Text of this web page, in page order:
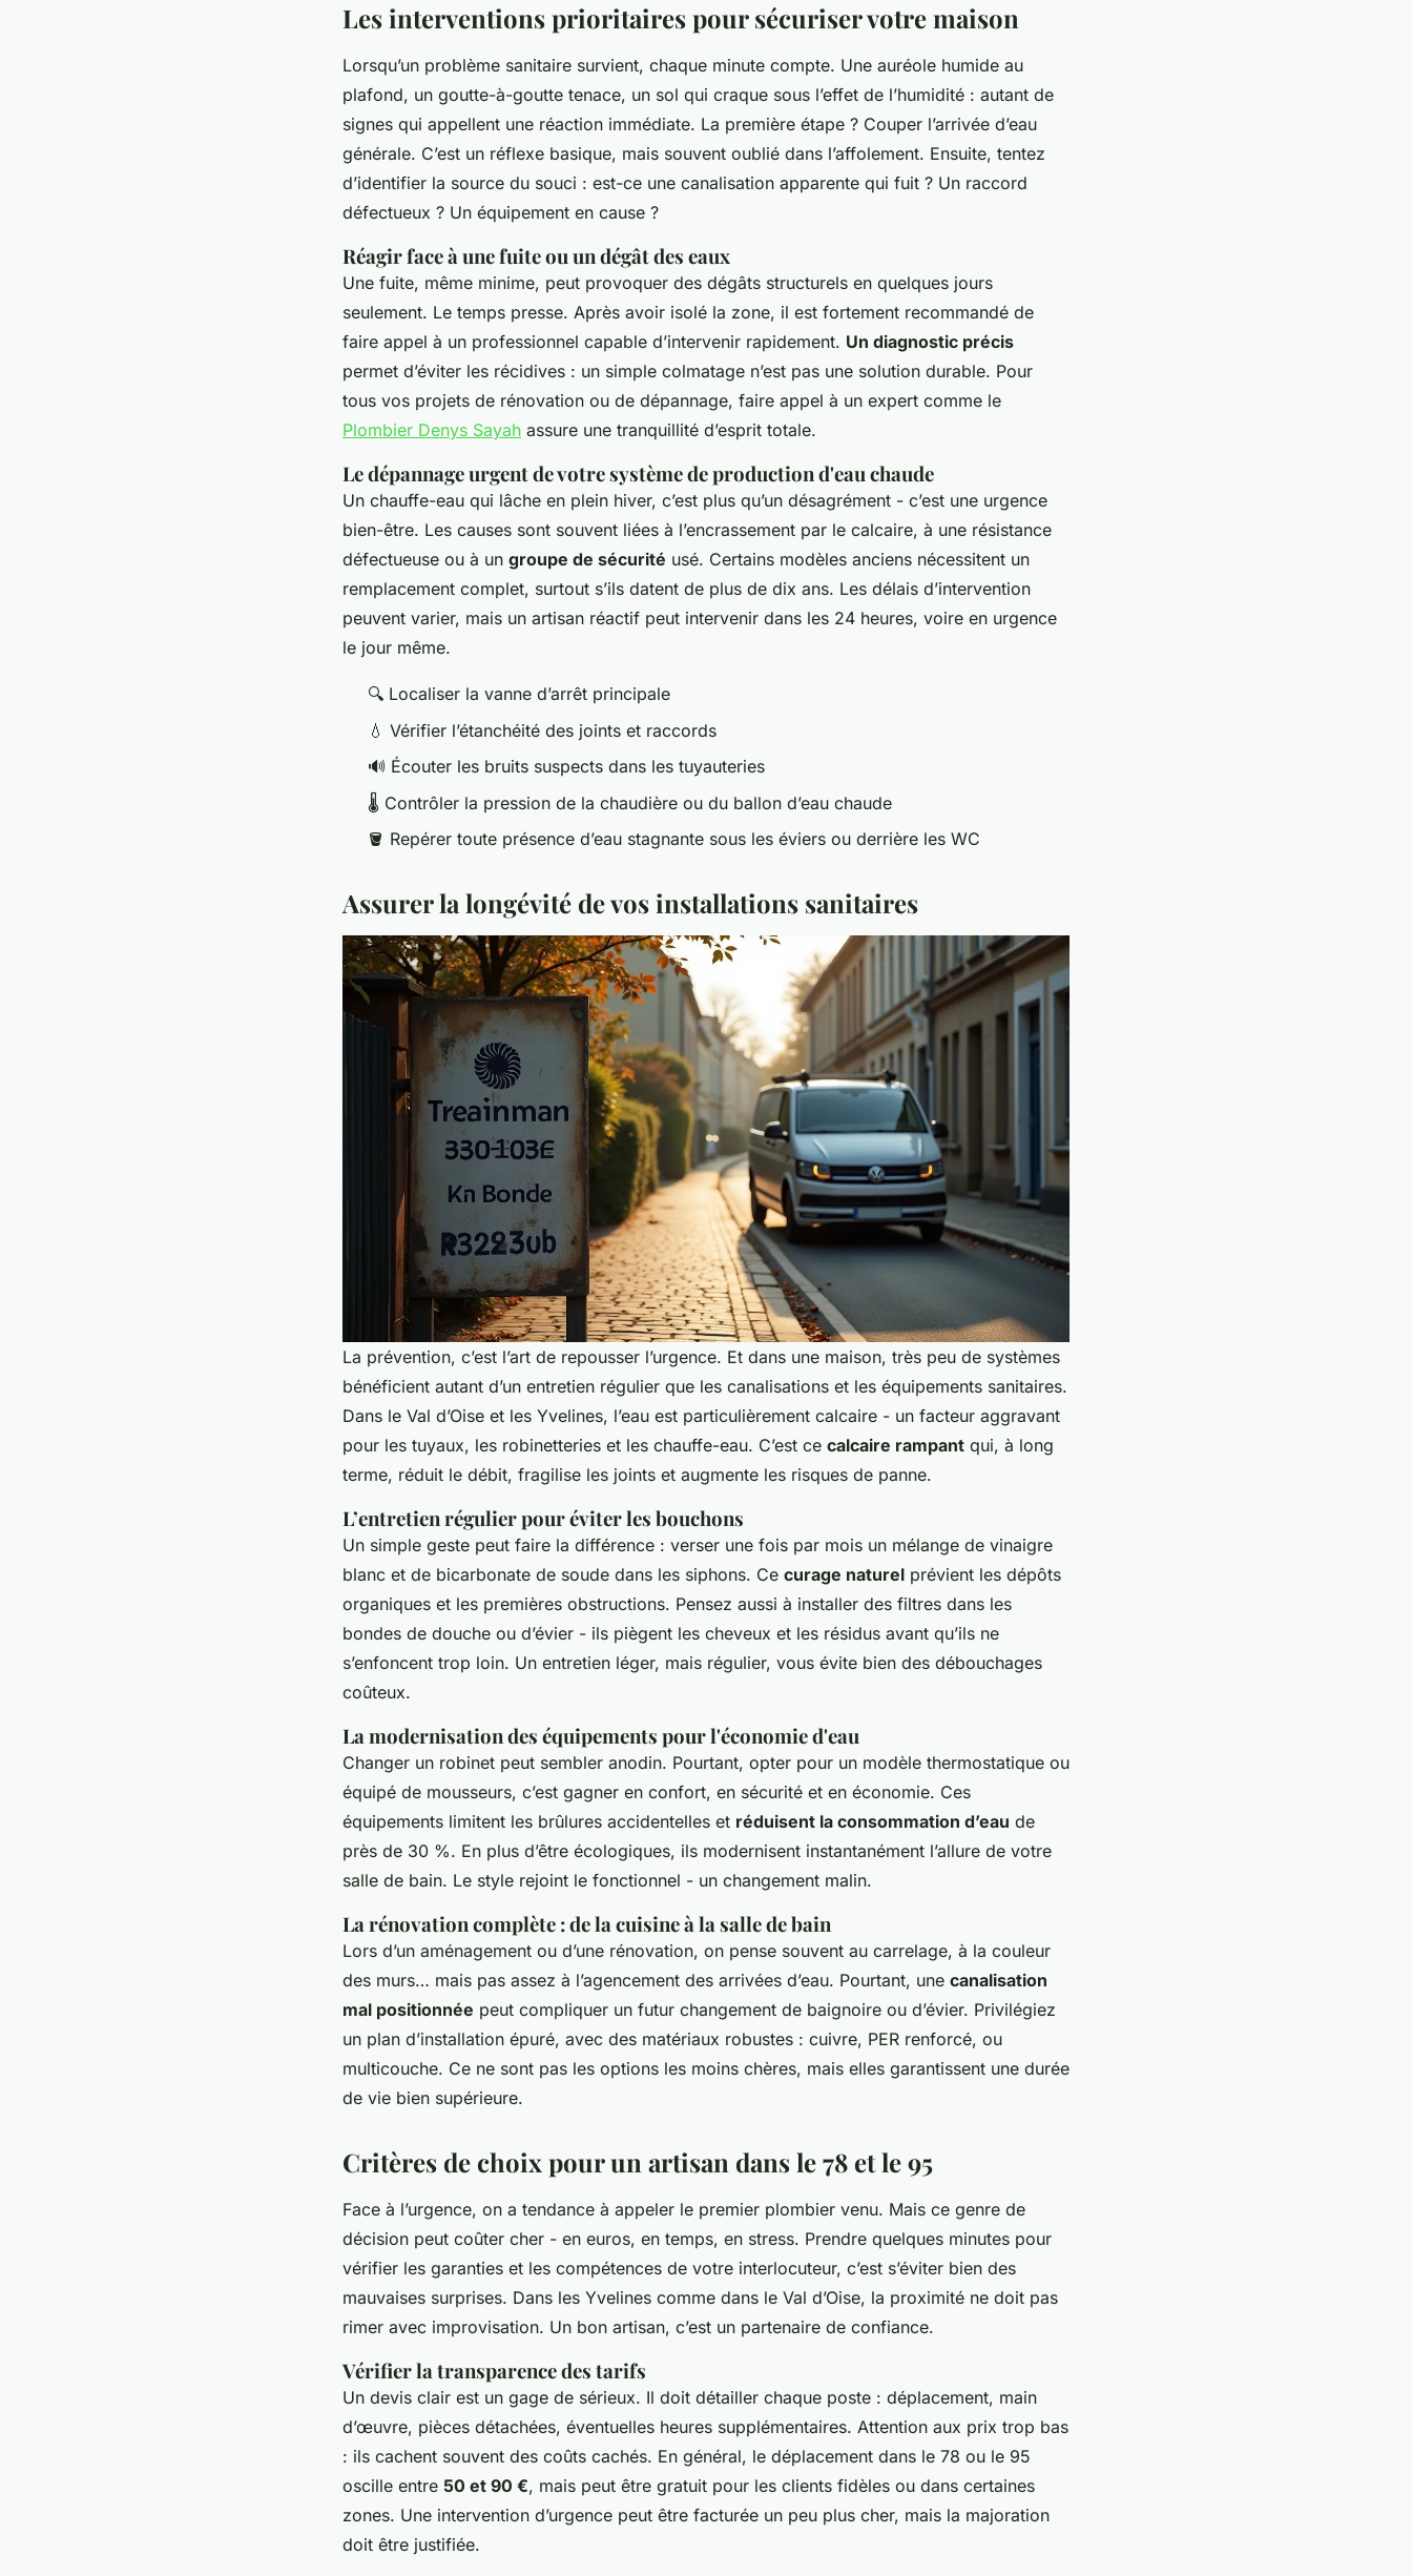
Les interventions prioritaires pour sécuriser votre maison
Lorsqu’un problème sanitaire survient, chaque minute compte. Une auréole humide au
plafond, un goutte-à-goutte tenace, un sol qui craque sous l’effet de l’humidité : autant de
signes qui appellent une réaction immédiate. La première étape ? Couper l’arrivée d’eau
générale. C’est un réflexe basique, mais souvent oublié dans l’affolement. Ensuite, tentez
d’identifier la source du souci : est-ce une canalisation apparente qui fuit ? Un raccord
défectueux ? Un équipement en cause ?
Réagir face à une fuite ou un dégât des eaux
Une fuite, même minime, peut provoquer des dégâts structurels en quelques jours
seulement. Le temps presse. Après avoir isolé la zone, il est fortement recommandé de
faire appel à un professionnel capable d’intervenir rapidement. Un diagnostic précis
permet d’éviter les récidives : un simple colmatage n’est pas une solution durable. Pour
tous vos projets de rénovation ou de dépannage, faire appel à un expert comme le
Plombier Denys Sayah assure une tranquillité d’esprit totale.
Le dépannage urgent de votre système de production d'eau chaude
Un chauffe-eau qui lâche en plein hiver, c’est plus qu’un désagrément - c’est une urgence
bien-être. Les causes sont souvent liées à l’encrassement par le calcaire, à une résistance
défectueuse ou à un groupe de sécurité usé. Certains modèles anciens nécessitent un
remplacement complet, surtout s’ils datent de plus de dix ans. Les délais d’intervention
peuvent varier, mais un artisan réactif peut intervenir dans les 24 heures, voire en urgence
le jour même.
🔍 Localiser la vanne d’arrêt principale
💧 Vérifier l’étanchéité des joints et raccords
🔊 Écouter les bruits suspects dans les tuyauteries
🌡️ Contrôler la pression de la chaudière ou du ballon d’eau chaude
🪣 Repérer toute présence d’eau stagnante sous les éviers ou derrière les WC
Assurer la longévité de vos installations sanitaires
La prévention, c’est l’art de repousser l’urgence. Et dans une maison, très peu de systèmes
bénéficient autant d’un entretien régulier que les canalisations et les équipements sanitaires.
Dans le Val d’Oise et les Yvelines, l’eau est particulièrement calcaire - un facteur aggravant
pour les tuyaux, les robinetteries et les chauffe-eau. C’est ce calcaire rampant qui, à long
terme, réduit le débit, fragilise les joints et augmente les risques de panne.
L’entretien régulier pour éviter les bouchons
Un simple geste peut faire la différence : verser une fois par mois un mélange de vinaigre
blanc et de bicarbonate de soude dans les siphons. Ce curage naturel prévient les dépôts
organiques et les premières obstructions. Pensez aussi à installer des filtres dans les
bondes de douche ou d’évier - ils piègent les cheveux et les résidus avant qu’ils ne
s’enfoncent trop loin. Un entretien léger, mais régulier, vous évite bien des débouchages
coûteux.
La modernisation des équipements pour l'économie d'eau
Changer un robinet peut sembler anodin. Pourtant, opter pour un modèle thermostatique ou
équipé de mousseurs, c’est gagner en confort, en sécurité et en économie. Ces
équipements limitent les brûlures accidentelles et réduisent la consommation d’eau de
près de 30 %. En plus d’être écologiques, ils modernisent instantanément l’allure de votre
salle de bain. Le style rejoint le fonctionnel - un changement malin.
La rénovation complète : de la cuisine à la salle de bain
Lors d’un aménagement ou d’une rénovation, on pense souvent au carrelage, à la couleur
des murs… mais pas assez à l’agencement des arrivées d’eau. Pourtant, une canalisation
mal positionnée peut compliquer un futur changement de baignoire ou d’évier. Privilégiez
un plan d’installation épuré, avec des matériaux robustes : cuivre, PER renforcé, ou
multicouche. Ce ne sont pas les options les moins chères, mais elles garantissent une durée
de vie bien supérieure.
Critères de choix pour un artisan dans le 78 et le 95
Face à l’urgence, on a tendance à appeler le premier plombier venu. Mais ce genre de
décision peut coûter cher - en euros, en temps, en stress. Prendre quelques minutes pour
vérifier les garanties et les compétences de votre interlocuteur, c’est s’éviter bien des
mauvaises surprises. Dans les Yvelines comme dans le Val d’Oise, la proximité ne doit pas
rimer avec improvisation. Un bon artisan, c’est un partenaire de confiance.
Vérifier la transparence des tarifs
Un devis clair est un gage de sérieux. Il doit détailler chaque poste : déplacement, main
d’œuvre, pièces détachées, éventuelles heures supplémentaires. Attention aux prix trop bas
: ils cachent souvent des coûts cachés. En général, le déplacement dans le 78 ou le 95
oscille entre 50 et 90 €, mais peut être gratuit pour les clients fidèles ou dans certaines
zones. Une intervention d’urgence peut être facturée un peu plus cher, mais la majoration
doit être justifiée.